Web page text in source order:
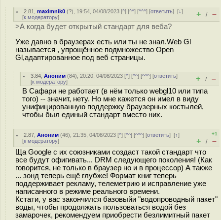
2.81 ,maximnik0 (?), 19:54, 04/08/2023 [^] [^^] [^^^] [ответить][↓]
[к модератору] + / –
>А когда будет открытый стандарт для веба?
Уже давно в браузерах есть или ты не знал.Web Gl
называется , упрощённое подмножество Open
Gl,адаптированное под веб страницы.
3.84 ,Аноним (84), 20:20, 04/08/2023 [^] [^^] [^^^] [ответить]
[к модератору] + / –
В Сафари не работает (в нём только webgl10 или типа
того) -- значит, нету. Но мне кажется он имел в виду
унифицированную поддержку браузерных костылей,
чтобы был единый стандарт вместо них.
2.87 ,Аноним (46), 21:35, 04/08/2023 [^] [^^] [^^^] [ответить][↑]
[к модератору]
+1
+ / –
Ща Google с их союзниками создаст такой стандарт что
все будут офигивать... DRM следующего поколения! (Как
говорится, не только в браузер но и в процессор) А также
... зонд теперь ещё глубже! Формат книг теперь
поддерживает рекламу, телеметрию и исправление уже
написанного в режиме реального времени.
Кстати, у вас закончился базовыйи "водопроводный пакет"
воды, чтобы продолжать пользоваться водой без
замарочек, рекомендуем приобрести безлимитный пакет